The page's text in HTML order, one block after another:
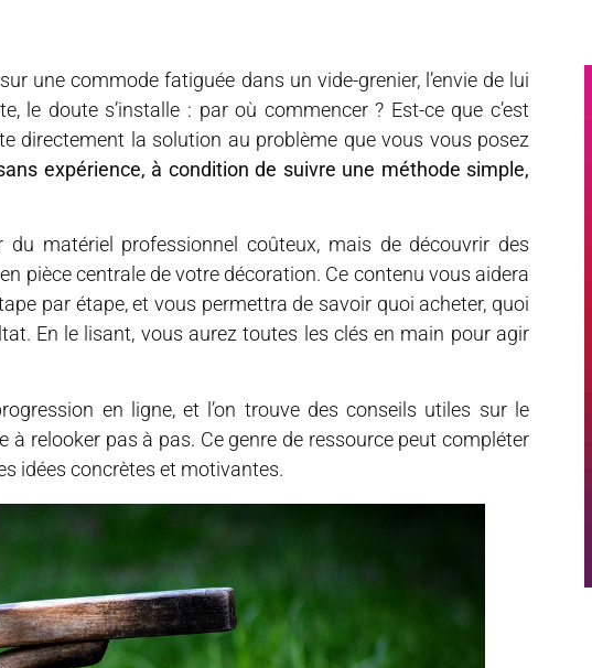
une commode fatiguée dans un vide-grenier, l’envie de lui
le doute s’installe : par où commencer ? Est-ce que c’est
directement la solution au problème que vous vous posez
expérience, à condition de suivre une méthode simple,
matériel professionnel coûteux, mais de découvrir des
pièce centrale de votre décoration. Ce contenu vous aidera
par étape, et vous permettra de savoir quoi acheter, quoi
En le lisant, vous aurez toutes les clés en main pour agir
en ligne, et l’on trouve des conseils utiles sur le
à relooker pas à pas. Ce genre de ressource peut compléter
idées concrètes et motivantes.